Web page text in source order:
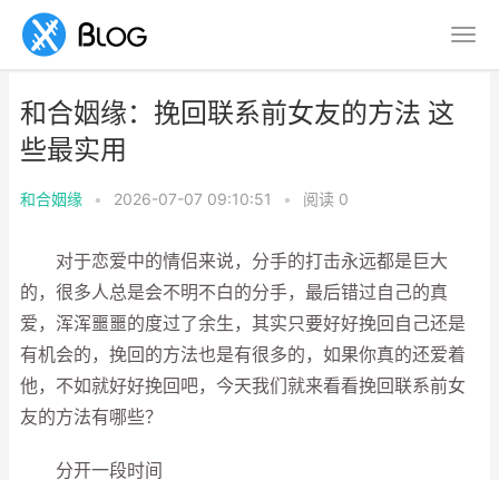
和合姻缘：挽回联系前女友的方法 这
些最实用
和合姻缘 • 2026-07-07 09:10:51 • 阅读 0
对于恋爱中的情侣来说，分手的打击永远都是巨大
的，很多人总是会不明不白的分手，最后错过自己的真
爱，浑浑噩噩的度过了余生，其实只要好好挽回自己还是
有机会的，挽回的方法也是有很多的，如果你真的还爱着
他，不如就好好挽回吧，今天我们就来看看挽回联系前女
友的方法有哪些？
分开一段时间